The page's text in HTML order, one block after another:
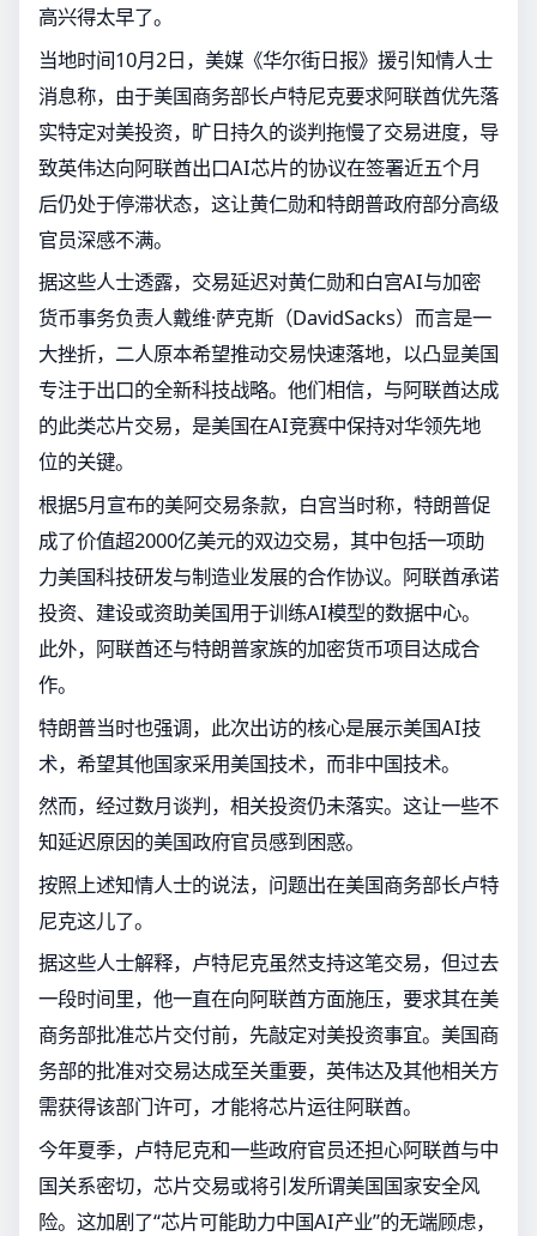
高兴得太早了。
当地时间10月2日，美媒《华尔街日报》援引知情人士
消息称，由于美国商务部长卢特尼克要求阿联酋优先落
实特定对美投资，旷日持久的谈判拖慢了交易进度，导
致英伟达向阿联酋出口AI芯片的协议在签署近五个月
后仍处于停滞状态，这让黄仁勋和特朗普政府部分高级
官员深感不满。
据这些人士透露，交易延迟对黄仁勋和白宫AI与加密
货币事务负责人戴维·萨克斯（DavidSacks）而言是一
大挫折，二人原本希望推动交易快速落地，以凸显美国
专注于出口的全新科技战略。他们相信，与阿联酋达成
的此类芯片交易，是美国在AI竞赛中保持对华领先地
位的关键。
根据5月宣布的美阿交易条款，白宫当时称，特朗普促
成了价值超2000亿美元的双边交易，其中包括一项助
力美国科技研发与制造业发展的合作协议。阿联酋承诺
投资、建设或资助美国用于训练AI模型的数据中心。
此外，阿联酋还与特朗普家族的加密货币项目达成合
作。
特朗普当时也强调，此次出访的核心是展示美国AI技
术，希望其他国家采用美国技术，而非中国技术。
然而，经过数月谈判，相关投资仍未落实。这让一些不
知延迟原因的美国政府官员感到困惑。
按照上述知情人士的说法，问题出在美国商务部长卢特
尼克这儿了。
据这些人士解释，卢特尼克虽然支持这笔交易，但过去
一段时间里，他一直在向阿联酋方面施压，要求其在美
商务部批准芯片交付前，先敲定对美投资事宜。美国商
务部的批准对交易达成至关重要，英伟达及其他相关方
需获得该部门许可，才能将芯片运往阿联酋。
今年夏季，卢特尼克和一些政府官员还担心阿联酋与中
国关系密切，芯片交易或将引发所谓美国国家安全风
险。这加剧了“芯片可能助力中国AI产业”的无端顾虑，